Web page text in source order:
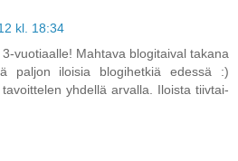
kl. 18:34
vuotiaalle! Mahtava blogitaival takana
paljon iloisia blogihetkiä edessä :)
yhdellä arvalla. Iloista tiivtai-